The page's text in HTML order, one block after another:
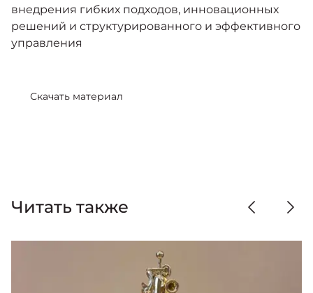
внедрения гибких подходов, инновационных
решений и структурированного и эффективного
управления
Скачать материал
Читать также